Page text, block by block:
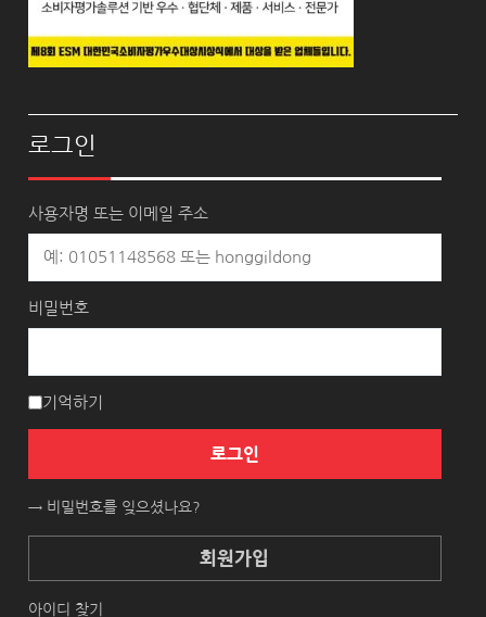
로그인
사용자명 또는 이메일 주소
비밀번호
기억하기
로그인
→ 비밀번호를 잊으셨나요?
회원가입
아이디 찾기